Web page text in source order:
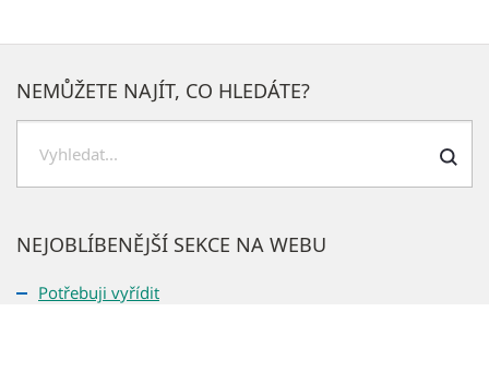
NEJOBLÍBENĚJŠÍ SEKCE NA WEBU
Potřebuji vyřídit
NEMŮŽETE NAJÍT, CO HLEDÁTE?